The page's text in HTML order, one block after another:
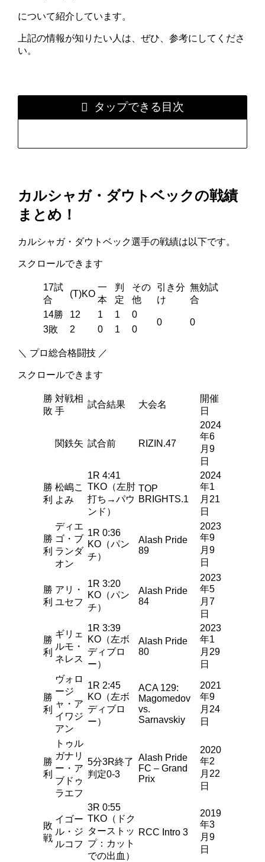
について紹介しています。
上記の情報が知りたい人は、ぜひ、参考にしてくださ
い。
タップできる目次
カルシャガ・ダウトベックの戦績
まとめ！
カルシャガ・ダウトベック選手の戦績は以下です。
スクロールできます
17試
合
(T)KO
一
本
判
定
その
他
引き分
け
無効試
合
14勝
12 1 1 0
0 0
3敗 2 0 1 0
＼ プロ総合格闘技 ／
スクロールできます
勝
敗
対戦相
手
試合結果 大会名
開催
日
関鉄矢 試合前 RIZIN.47
2024
年6
月9
日
勝
利
松嶋こ
よみ
1R 4:41
TKO（左肘
打ち→パウ
ンド）
TOP
BRIGHTS.1
2024
年1
月21
日
勝
利
ディエ
ゴ・ブ
ランダ
オン
1R 0:36
KO（パン
チ）
Alash Pride
89
2023
年9
月9
日
勝
利
アリ・
ユセフ
1R 3:20
KO（パン
チ）
Alash Pride
84
2023
年5
月7
日
勝
利
ギリェ
ルモ・
ネレス
1R 3:39
KO（左ボ
ディブロ
ー）
Alash Pride
80
2023
年1
月29
日
勝
利
ヴォロ
ージ
ャ・ア
イワジ
アン
1R 2:45
KO（左ボ
ディブロ
ー）
ACA 129:
Magomedov
vs.
Sarnavskiy
2021
年9
月24
日
勝
利
トゥル
ガナリ
ー・ア
ブドゥ
ラエフ
5分3R終了
判定0-3
Alash Pride
FC – Grand
Prix
2020
年2
月22
日
敗
戦
イゴー
ル・ジ
ルコフ
3R 0:55
TKO（ドク
ターストッ
プ：カット
での出血）
RCC Intro 3
2019
年3
月9
日